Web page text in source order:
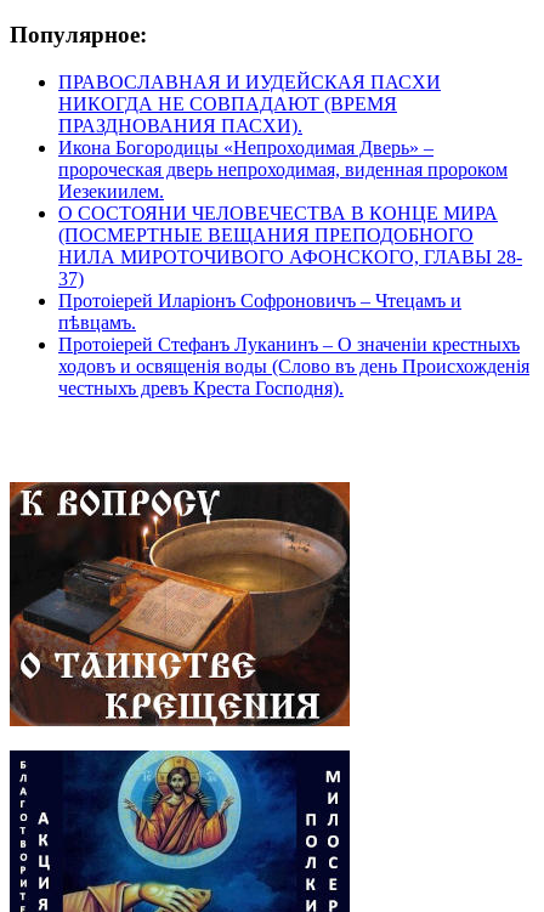
Популярное:
ПРАВОСЛАВНАЯ И ИУДЕЙСКАЯ ПАСХИ
НИКОГДА НЕ СОВПАДАЮТ (ВРЕМЯ
ПРАЗДНОВАНИЯ ПАСХИ).
Икона Богородицы «Непроходимая Дверь» –
пророческая дверь непроходимая, виденная пророком
Иезекиилем.
О СОСТОЯНИ ЧЕЛОВЕЧЕСТВА В КОНЦЕ МИРА
(ПОСМЕРТНЫЕ ВЕЩАНИЯ ПРЕПОДОБНОГО
НИЛА МИРОТОЧИВОГО АФОНСКОГО, ГЛАВЫ 28-
37)
Протоіерей Иларіонъ Софроновичъ – Чтецамъ и
пѣвцамъ.
Протоіерей Стефанъ Луканинъ – О значеніи крестныхъ
ходовъ и освященія воды (Слово въ день Происхожденія
честныхъ древъ Креста Господня).